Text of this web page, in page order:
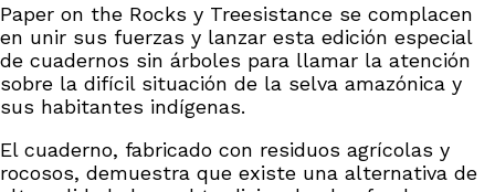
Paper on the Rocks y Treesistance se complacen
en unir sus fuerzas y lanzar esta edición especial
de cuadernos sin árboles para llamar la atención
sobre la difícil situación de la selva amazónica y
sus habitantes indígenas.
El cuaderno, fabricado con residuos agrícolas y
rocosos, demuestra que existe una alternativa de